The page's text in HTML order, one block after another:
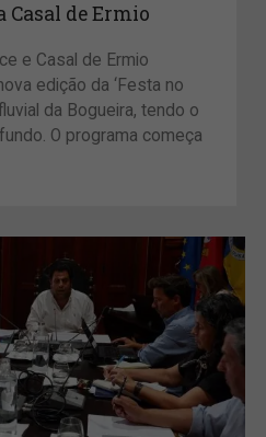
Casal de Ermio
e Casal de Ermio
edição da ‘Festa no
da Bogueira, tendo o
O programa começa